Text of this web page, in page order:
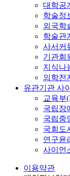
대학공
학술정
외국학
학술관
사서커
기관회
지식나
의학전
유관기관 사
교육부
국립장
국립중
국회도
연구윤
사이언
이용약관